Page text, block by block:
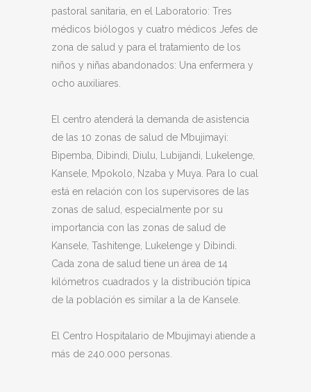
pastoral sanitaria, en el Laboratorio: Tres
médicos biólogos y cuatro médicos Jefes de
zona de salud y para el tratamiento de los
niños y niñas abandonados: Una enfermera y
ocho auxiliares.
El centro atenderá la demanda de asistencia
de las 10 zonas de salud de Mbujimayi:
Bipemba, Dibindi, Diulu, Lubijandi, Lukelenge,
Kansele, Mpokolo, Nzaba y Muya. Para lo cual
está en relación con los supervisores de las
zonas de salud, especialmente por su
importancia con las zonas de salud de
Kansele, Tashitenge, Lukelenge y Dibindi.
Cada zona de salud tiene un área de 14
kilómetros cuadrados y la distribución típica
de la población es similar a la de Kansele.
El Centro Hospitalario de Mbujimayi atiende a
más de 240.000 personas.